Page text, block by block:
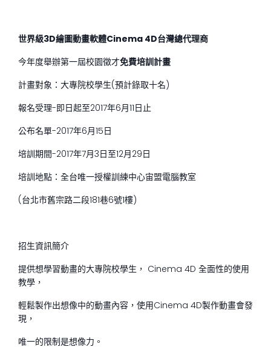
世界級3D繪圖動畫軟體Cinema 4D台灣總代理商
今年度舉辦第一屆校園徵才免費培訓計畫
計畫對象：大專院校學生(預計錄取十名)
報名受理-即日起至2017年6月11日止
公布名單-2017年6月15日
培訓期間-2017年7月3日至12月29日
培訓地點：全台唯一授權訓練中心宙盟電腦教室
(台北市舊宗路二段181巷6號1樓)
招生資訊簡介
提供想學習動畫的大專院校學生， Cinema 4D 全面性的使用
教學，
輕鬆製作出想像中的動畫內容，使用Cinema 4D製作動畫會發
現，
唯一的限制是想像力。